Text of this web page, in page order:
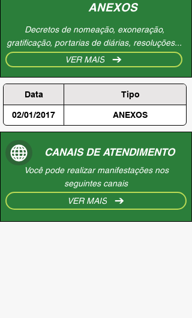
ANEXOS
Decretos de nomeação, exoneração,
gratificação, portarias de diárias, resoluções...
VER MAIS
Data Tipo
02/01/2017 ANEXOS
CANAIS DE ATENDIMENTO
Você pode realizar manifestações nos
seguintes canais
VER MAIS